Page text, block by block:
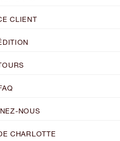
CLIENT
NOUS
CHARLOTTE